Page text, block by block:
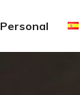
Personal